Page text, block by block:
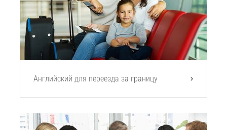
Английский для переезда за границу